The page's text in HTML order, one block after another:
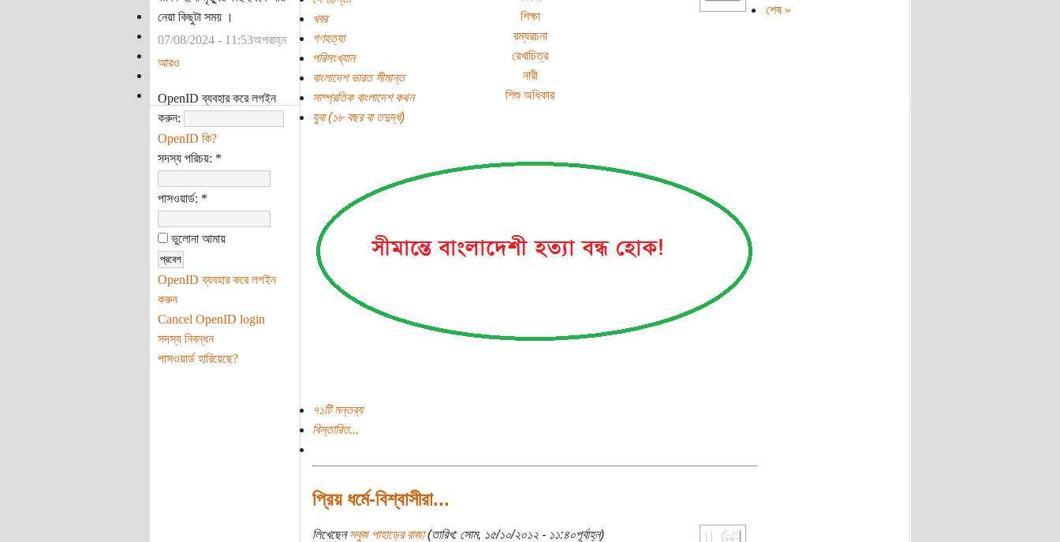
শিক্ষা
রম্যরচনা
রেখাচিত্র
নারী
শিশু অধিকার
নেয়া কিছুটা সময় ।
07/08/2024 - 11:53অপরাহ্ন
আরও
OpenID ব্যবহার করে লগইন
করুন:
OpenID কি?
সদস্য পরিচয়: *
পাসওয়ার্ড: *
ভুলোনা আমায়
OpenID ব্যবহার করে লগইন
করুন
Cancel OpenID login
সদস্য নিবন্ধন
পাসওয়ার্ড হারিয়েছে?
খবর
গণহত্যা
পরিসংখ্যান
বাংলাদেশ ভারত সীমান্ত
সাম্প্রতিক বাংলাদেশ কথন
যুবা (১৮ বছর বা তদুর্দ্ধ)
৭১টি মন্তব্য
বিস্তারিত...
প্রিয় ধর্মে-বিশ্বাসীরা...
লিখেছেনসবুজ পাহাড়ের রাজা(তারিখ: সোম, ১৫/১০/২০১২ - ১১:৪০পূর্বাহ্ন)
শেষ »